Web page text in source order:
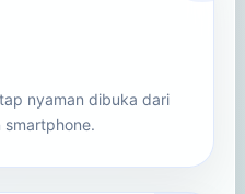
nyaman dibuka dari